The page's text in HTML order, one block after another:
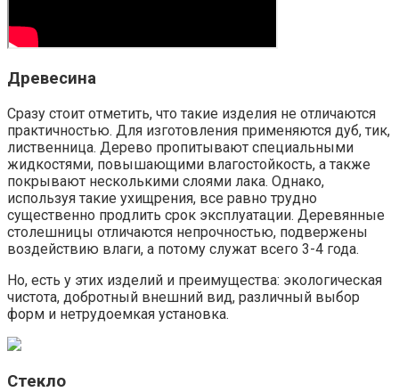
Древесина
Сразу стоит отметить, что такие изделия не отличаются
практичностью. Для изготовления применяются дуб, тик,
лиственница. Дерево пропитывают специальными
жидкостями, повышающими влагостойкость, а также
покрывают несколькими слоями лака. Однако,
используя такие ухищрения, все равно трудно
существенно продлить срок эксплуатации. Деревянные
столешницы отличаются непрочностью, подвержены
воздействию влаги, а потому служат всего 3-4 года.
Но, есть у этих изделий и преимущества: экологическая
чистота, добротный внешний вид, различный выбор
форм и нетрудоемкая установка.
Стекло